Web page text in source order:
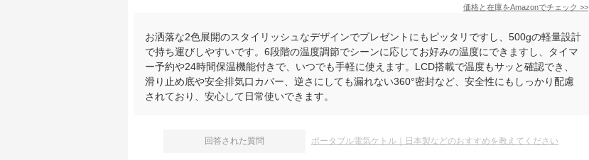
価格と在庫をAmazonでチェック >>
お洒落な2色展開のスタイリッシュなデザインでプレゼントにもピッタリですし、500gの軽量設計
で持ち運びしやすいです。6段階の温度調節でシーンに応じてお好みの温度にできますし、タイマ
ー予約や24時間保温機能付きで、いつでも手軽に使えます。LCD搭載で温度もサッと確認でき、
滑り止め底や安全排気口カバー、逆さにしても漏れない360°密封など、安全性にもしっかり配慮
されており、安心して日常使いできます。
回答された質問 ポータブル電気ケトル｜日本製などのおすすめを教えてください